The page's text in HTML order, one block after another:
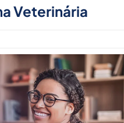
Veterinária